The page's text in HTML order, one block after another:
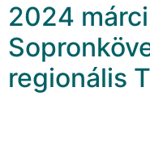
2024
regionális